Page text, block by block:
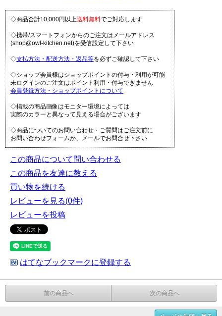
◇商品合計10,000円以上送料無料でご対応します
◇携帯/スマートフォンからのご注文はメールアドレス
(shop@owl-kitchen.net)を受信設定して下さい
◇支払方法・配送方法・返品等を必ずご確認して下さい
◇ショップ会員様はショップポイントの付与・利用が可能
未ログインのご注文はポイント利用・付与できません
会員登録方法・ショップポイントについて
◇掲載の商品画像はモニター環境によっては
実際のカラーと異なって見える場合がございます
◇商品についてのお問い合わせ・ご質問はご注文前に
お問い合わせフォームか、メールでお問合せ下さい
この商品について問い合わせる
この商品を友達に教える
買い物を続ける
レビューを見る(0件)
レビューを投稿
はてなブックマークに登録する
前の商品へ 次の商品へ